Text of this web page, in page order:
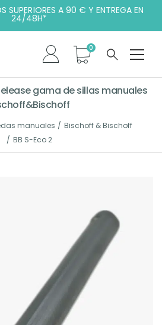
SUPERIORES A 90 € Y ENTREGA EN
24/48H*
gama de sillas manuales
manuales
Bischoff & Bischoff
BB S-Eco 2